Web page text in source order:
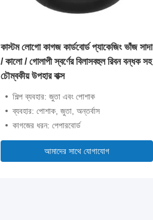
কাস্টম লোগো কাগজ কার্ডবোর্ড প্যাকেজিং ভাঁজ সাদা
/ কালো / গোলাপী স্বর্ণের বিলাসবহুল রিবন বন্ধক সহ
চৌম্বকীয় উপহার বাক্স
শিল্প ব্যবহার: জুতা এবং পোশাক
ব্যবহার: পোশাক, জুতা, অন্তর্বাস
কাগজের ধরন: পেপারবোর্ড
আমাদের সাথে যোগাযোগ